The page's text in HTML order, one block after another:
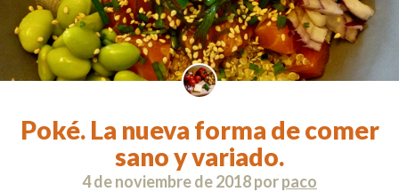
Poké. La nueva forma de comer
sano y variado.
4 de noviembre de 2018porpaco